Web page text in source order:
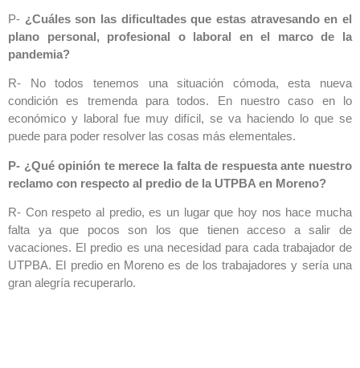
P- ¿Cuáles son las dificultades que estas atravesando en el
plano personal, profesional o laboral en el marco de la
pandemia?
R- No todos tenemos una situación cómoda, esta nueva
condición es tremenda para todos. En nuestro caso en lo
económico y laboral fue muy difícil, se va haciendo lo que se
puede para poder resolver las cosas más elementales.
P- ¿Qué opinión te merece la falta de respuesta ante nuestro
reclamo con respecto al predio de la UTPBA en Moreno?
R- Con respeto al predio, es un lugar que hoy nos hace mucha
falta ya que pocos son los que tienen acceso a salir de
vacaciones. El predio es una necesidad para cada trabajador de
UTPBA. El predio en Moreno es de los trabajadores y sería una
gran alegría recuperarlo.